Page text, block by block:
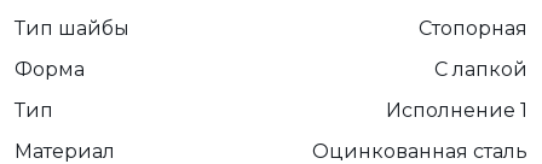
Тип шайбы
Стопорная
Форма
С лапкой
Тип
Исполнение 1
Материал
Оцинкованная сталь